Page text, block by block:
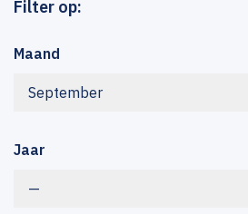
Filter op:
Maand
September
Jaar
—